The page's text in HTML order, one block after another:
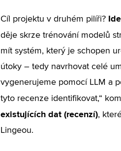
Cíl projektu v druhém pilíři?
děje skrze trénování modelů
mít systém, který je schopen
útoky – tedy navrhovat celé
vygenerujeme pomocí LLM a
tyto recenze identifikovat,“
existujících dat (recenzí),
Lingeou.